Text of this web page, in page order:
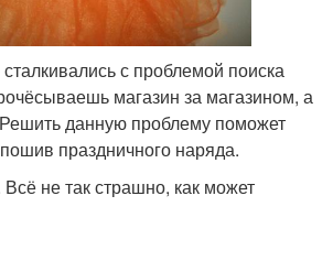
с проблемой поиска
магазин за магазином, а
данную проблему поможет
праздничного наряда.
Всё не так страшно, как может